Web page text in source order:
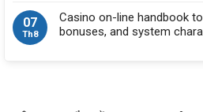
07
Th8
Casino on-line handbook
bonuses, and system